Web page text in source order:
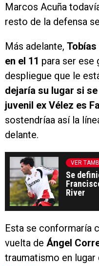
Marcos Acuña
resto de la defensa
Más adelante,
en el 11 para ser ese
despliegue que le
dejaría su lugar si
juvenil ex Vélez es
sostendríaa así la
delante.
VER
Se
River
Esta se conformaría
vuelta de Ángel
traumatismo en lugar